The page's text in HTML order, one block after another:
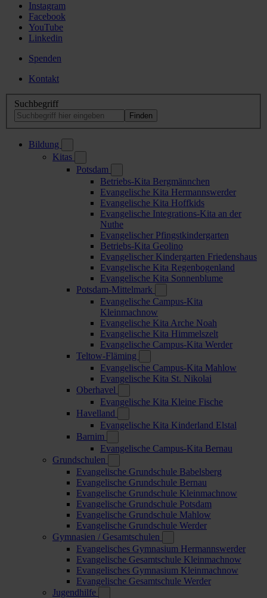
Instagram
Facebook
YouTube
Linkedin
Spenden
Kontakt
Suchbegriff
Bildung
Kitas
Potsdam
Betriebs-Kita Bergmännchen
Evangelische Kita Hermannswerder
Evangelische Kita Hoffkids
Evangelische Integrations-Kita an der
Nuthe
Evangelischer Pfingstkindergarten
Betriebs-Kita Geolino
Evangelischer Kindergarten Friedenshaus
Evangelische Kita Regenbogenland
Evangelische Kita Sonnenblume
Potsdam-Mittelmark
Evangelische Campus-Kita
Kleinmachnow
Evangelische Kita Arche Noah
Evangelische Kita Himmelszelt
Evangelische Campus-Kita Werder
Teltow-Fläming
Evangelische Campus-Kita Mahlow
Evangelische Kita St. Nikolai
Oberhavel
Evangelische Kita Kleine Fische
Havelland
Evangelische Kita Kinderland Elstal
Barnim
Evangelische Campus-Kita Bernau
Grundschulen
Evangelische Grundschule Babelsberg
Evangelische Grundschule Bernau
Evangelische Grundschule Kleinmachnow
Evangelische Grundschule Potsdam
Evangelische Grundschule Mahlow
Evangelische Grundschule Werder
Gymnasien / Gesamtschulen
Evangelisches Gymnasium Hermannswerder
Evangelische Gesamtschule Kleinmachnow
Evangelisches Gymnasium Kleinmachnow
Evangelische Gesamtschule Werder
Jugendhilfe